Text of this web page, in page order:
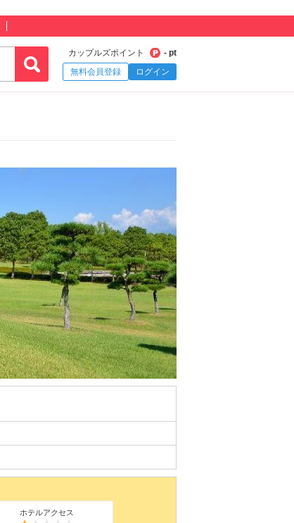
カップルズポイント
- pt
無料会員登録
ログイン
ホテルアクセス